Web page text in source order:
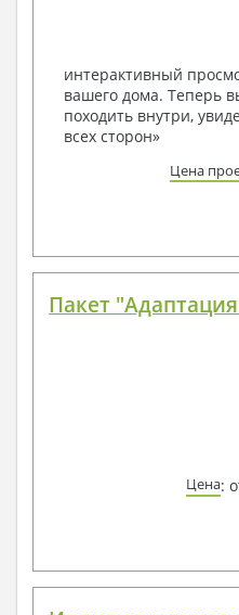
условий, за
Получить
наших
способом связи:
по viber, e-mail,
интерактивный
вашего дома. Теперь
походить внутри,
всех сторон»
Цена
Пакет
Цена: